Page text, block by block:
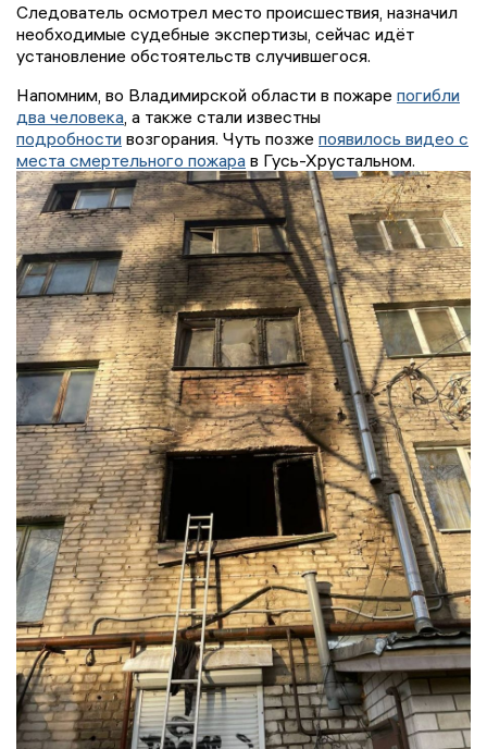
Следователь осмотрел место происшествия, назначил
необходимые судебные экспертизы, сейчас идёт
установление обстоятельств случившегося.
Напомним, во Владимирской области в пожаре погибли
два человека, а также стали известны
подробности возгорания. Чуть позже появилось видео с
места смертельного пожара в Гусь-Хрустальном.